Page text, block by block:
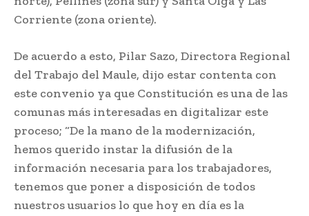
Corriente (zona oriente).
De acuerdo a esto, Pilar Sazo, Directora Regional
del Trabajo del Maule, dijo estar contenta con
este convenio ya que Constitución es una de las
comunas más interesadas en digitalizar este
proceso; “De la mano de la modernización,
hemos querido instar la difusión de la
información necesaria para los trabajadores,
tenemos que poner a disposición de todos
nuestros usuarios lo que hoy en día es la